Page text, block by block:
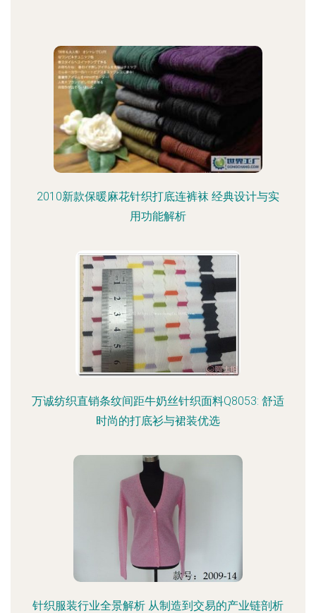
2010新款保暖麻花针织打底连裤袜 经典设计与实
用功能解析
万诚纺织直销条纹间距牛奶丝针织面料Q8053: 舒适
时尚的打底衫与裙装优选
针织服装行业全景解析 从制造到交易的产业链剖析